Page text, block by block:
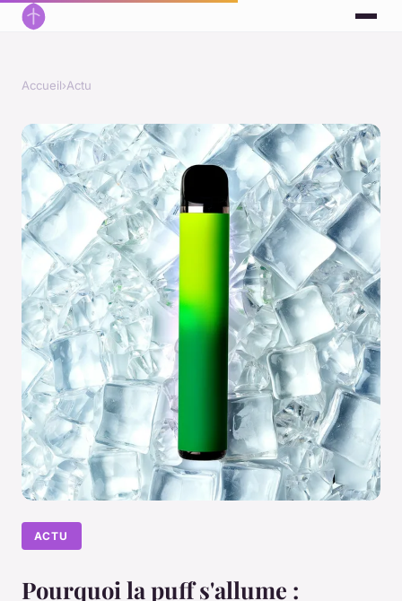
Accueil›Actu
ACTU
Pourquoi la puff s'allume :